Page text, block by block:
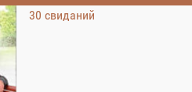
30 свиданий